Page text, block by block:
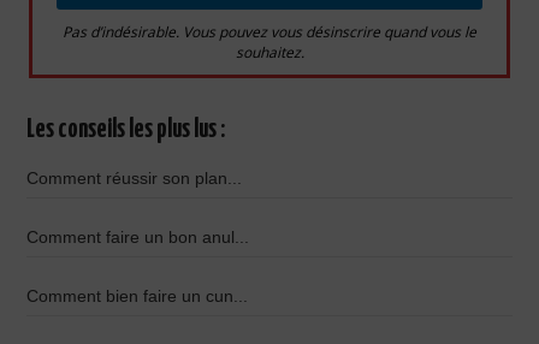
Pas d’indésirable. Vous pouvez vous désinscrire quand vous le
souhaitez.
Les conseils les plus lus :
Comment réussir son plan...
Comment faire un bon anul...
Comment bien faire un cun...